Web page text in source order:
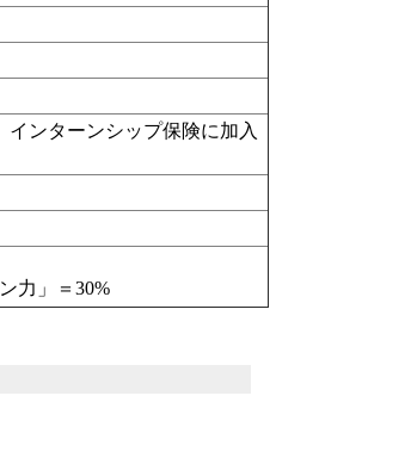
ンターンシップ保険に加入
力」＝30%